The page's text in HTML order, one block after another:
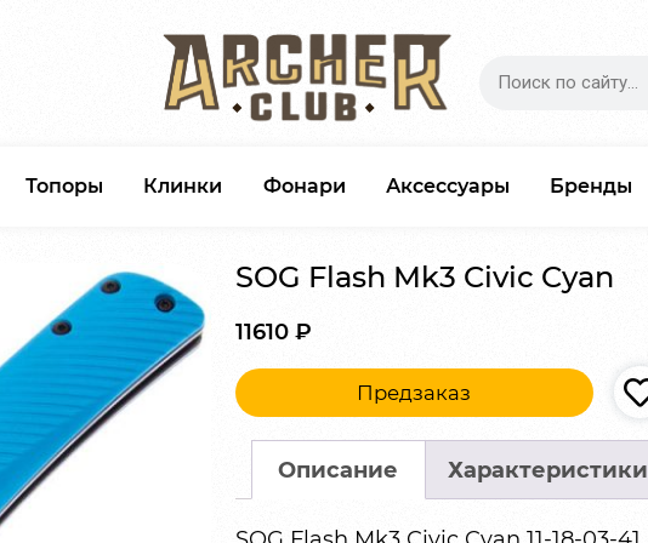
Топоры Клинки Фонари Аксессуары Бренды
SOG Flash Mk3 Civic Cyan
11610 ₽
Предзаказ
Описание Характеристики